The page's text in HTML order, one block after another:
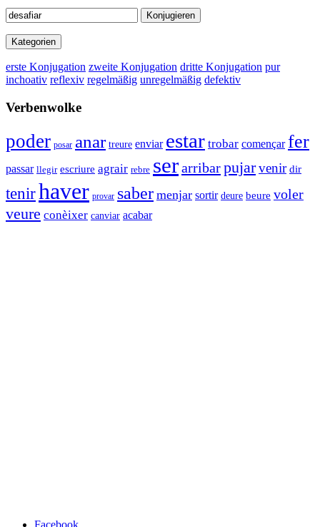
Konjugieren
Kategorien
erste Konjugation zweite Konjugation dritte Konjugation pur
inchoativ reflexiv regelmäßig unregelmäßig defektiv
Verbenwolke
poder posar anar treure enviar estar trobar començar fer
passar llegir escriure agrair rebre serarribarpujarvenir dir
tenirhaver provar saber menjar sortir deure beure voler
veure conèixer canviar acabar
Facebook